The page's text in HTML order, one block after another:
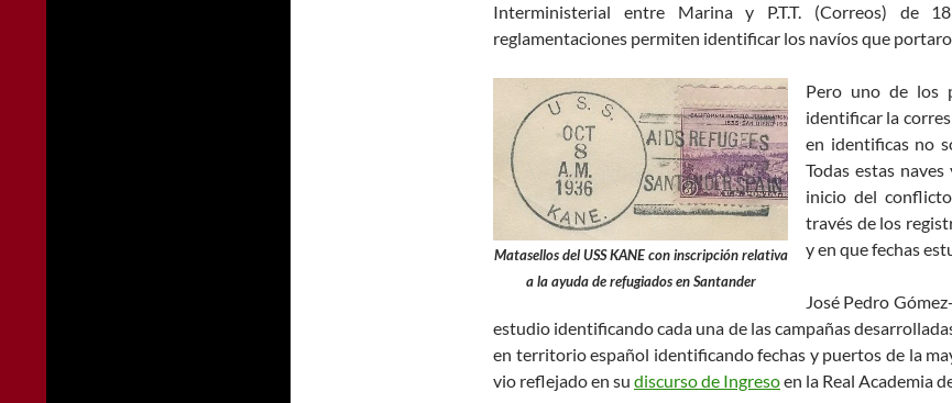
Interministerial entre Marina y P.T.T. (Correos) de
reglamentaciones permiten identificar los navíos que
Matasellos del USS KANE con inscripción relativa
a la ayuda de refugiados en Santander
Pero uno de los
identificar la
en identificas no
Todas estas
inicio del
través de los
y en que fechas
José Pedro
estudio identificando cada una de las campañas
en territorio español identificando fechas y puertos de la
vio reflejado en su discurso de Ingresoen la Real Academia